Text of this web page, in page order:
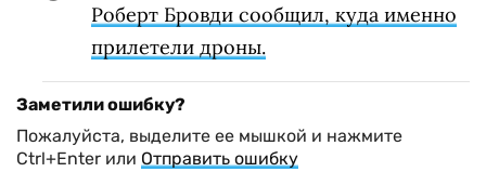
Роберт Бровди сообщил, куда именно
прилетели дроны.
Заметили ошибку?
Пожалуйста, выделите ее мышкой и нажмите
Ctrl+Enter или Отправить ошибку